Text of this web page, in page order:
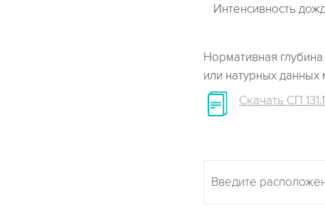
Интенсивность
Нормативная
или натурных
Скачать СП